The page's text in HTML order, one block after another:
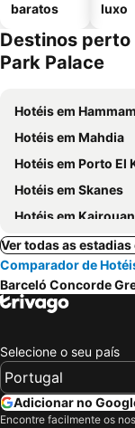
baratos
luxo
Destinos perto
Park Palace
Hotéis em
Hotéis em Mahdia
Hotéis em Porto El
Hotéis em Skanes
Hotéis em Kairouan
Ver todas as estadias
Comparador de
Barceló Concorde
Selecione o seu país
Adicionar no
Encontre facilmente os